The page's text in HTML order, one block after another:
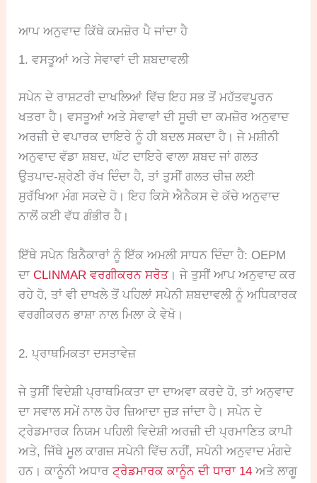
ਆਪ ਅਨੁਵਾਦ ਕਿੱਥੇ ਕਮਜ਼ੋਰ ਪੈ ਜਾਂਦਾ ਹੈ
1. ਵਸਤੂਆਂ ਅਤੇ ਸੇਵਾਵਾਂ ਦੀ ਸ਼ਬਦਾਵਲੀ
ਸਪੇਨ ਦੇ ਰਾਸ਼ਟਰੀ ਦਾਖਲਿਆਂ ਵਿੱਚ ਇਹ ਸਭ ਤੋਂ ਮਹੱਤਵਪੂਰਨ
ਖਤਰਾ ਹੈ। ਵਸਤੂਆਂ ਅਤੇ ਸੇਵਾਵਾਂ ਦੀ ਸੂਚੀ ਦਾ ਕਮਜ਼ੋਰ ਅਨੁਵਾਦ
ਅਰਜ਼ੀ ਦੇ ਵਪਾਰਕ ਦਾਇਰੇ ਨੂੰ ਹੀ ਬਦਲ ਸਕਦਾ ਹੈ। ਜੇ ਮਸ਼ੀਨੀ
ਅਨੁਵਾਦ ਵੱਡਾ ਸ਼ਬਦ, ਘੱਟ ਦਾਇਰੇ ਵਾਲਾ ਸ਼ਬਦ ਜਾਂ ਗਲਤ
ਉਤਪਾਦ-ਸ਼੍ਰੇਣੀ ਰੱਖ ਦਿੰਦਾ ਹੈ, ਤਾਂ ਤੁਸੀਂ ਗਲਤ ਚੀਜ਼ ਲਈ
ਸੁਰੱਖਿਆ ਮੰਗ ਸਕਦੇ ਹੋ। ਇਹ ਕਿਸੇ ਐਨੈਕਸ ਦੇ ਕੱਚੇ ਅਨੁਵਾਦ
ਨਾਲੋਂ ਕਈ ਵੱਧ ਗੰਭੀਰ ਹੈ।
ਇੱਥੇ ਸਪੇਨ ਬਿਨੈਕਾਰਾਂ ਨੂੰ ਇੱਕ ਅਮਲੀ ਸਾਧਨ ਦਿੰਦਾ ਹੈ: OEPM
ਦਾCLINMAR ਵਰਗੀਕਰਨ ਸਰੋਤ। ਜੇ ਤੁਸੀਂ ਆਪ ਅਨੁਵਾਦ ਕਰ
ਰਹੇ ਹੋ, ਤਾਂ ਵੀ ਦਾਖਲੇ ਤੋਂ ਪਹਿਲਾਂ ਸਪੇਨੀ ਸ਼ਬਦਾਵਲੀ ਨੂੰ ਅਧਿਕਾਰਕ
ਵਰਗੀਕਰਨ ਭਾਸ਼ਾ ਨਾਲ ਮਿਲਾ ਕੇ ਵੇਖੋ।
2. ਪ੍ਰਾਥਮਿਕਤਾ ਦਸਤਾਵੇਜ਼
ਜੇ ਤੁਸੀਂ ਵਿਦੇਸ਼ੀ ਪ੍ਰਾਥਮਿਕਤਾ ਦਾ ਦਾਅਵਾ ਕਰਦੇ ਹੋ, ਤਾਂ ਅਨੁਵਾਦ
ਦਾ ਸਵਾਲ ਸਮੇਂ ਨਾਲ ਹੋਰ ਜ਼ਿਆਦਾ ਜੁੜ ਜਾਂਦਾ ਹੈ। ਸਪੇਨ ਦੇ
ਟ੍ਰੇਡਮਾਰਕ ਨਿਯਮ ਪਹਿਲੀ ਵਿਦੇਸ਼ੀ ਅਰਜ਼ੀ ਦੀ ਪ੍ਰਮਾਣਿਤ ਕਾਪੀ
ਅਤੇ, ਜਿੱਥੇ ਮੂਲ ਕਾਗਜ਼ ਸਪੇਨੀ ਵਿੱਚ ਨਹੀਂ, ਸਪੇਨੀ ਅਨੁਵਾਦ ਮੰਗਦੇ
ਹਨ। ਕਾਨੂੰਨੀ ਅਧਾਰਟ੍ਰੇਡਮਾਰਕ ਕਾਨੂੰਨ ਦੀ ਧਾਰਾ 14 ਅਤੇ ਲਾਗੂ